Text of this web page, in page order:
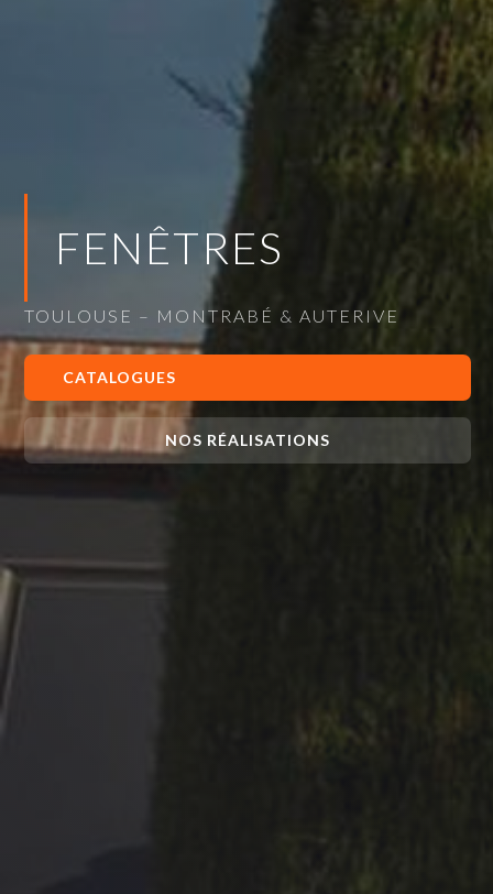
FENÊTRES
TOULOUSE – MONTRABÉ & AUTERIVE
CATALOGUES
NOS RÉALISATIONS